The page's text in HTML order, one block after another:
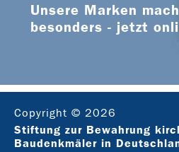
Unsere Marken
besonders - jetzt
Copyright © 2026
Stiftung zur Bewahrung
Baudenkmäler in